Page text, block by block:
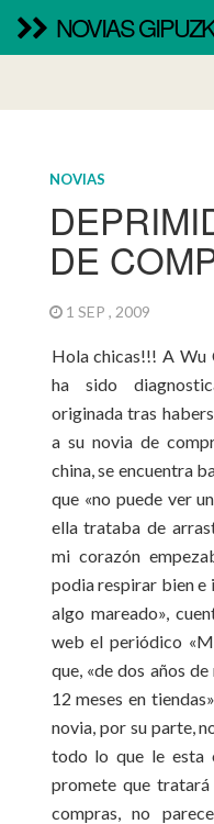
NOVIAS
NOVIAS
DE
1 SEP , 2009
Hola chicas!!! A Wu
ha sido
originada tras
a su novia de
china, se encuentra
que «no puede ver
ella trataba de
mi corazón
podia respirar bien e
algo mareado»,
web el periódico
que, «de dos años
12 meses en
novia, por su parte,
todo lo que le esta
promete que
compras, no